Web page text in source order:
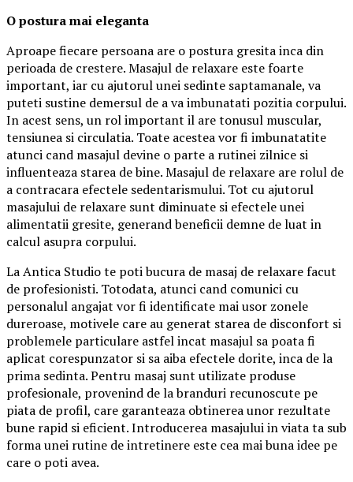
O postura mai eleganta
Aproape fiecare persoana are o postura gresita inca din
perioada de crestere. Masajul de relaxare este foarte
important, iar cu ajutorul unei sedinte saptamanale, va
puteti sustine demersul de a va imbunatati pozitia corpului.
In acest sens, un rol important il are tonusul muscular,
tensiunea si circulatia. Toate acestea vor fi imbunatatite
atunci cand masajul devine o parte a rutinei zilnice si
influenteaza starea de bine. Masajul de relaxare are rolul de
a contracara efectele sedentarismului. Tot cu ajutorul
masajului de relaxare sunt diminuate si efectele unei
alimentatii gresite, generand beneficii demne de luat in
calcul asupra corpului.
La Antica Studio te poti bucura de masaj de relaxare facut
de profesionisti. Totodata, atunci cand comunici cu
personalul angajat vor fi identificate mai usor zonele
dureroase, motivele care au generat starea de disconfort si
problemele particulare astfel incat masajul sa poata fi
aplicat corespunzator si sa aiba efectele dorite, inca de la
prima sedinta. Pentru masaj sunt utilizate produse
profesionale, provenind de la branduri recunoscute pe
piata de profil, care garanteaza obtinerea unor rezultate
bune rapid si eficient. Introducerea masajului in viata ta sub
forma unei rutine de intretinere este cea mai buna idee pe
care o poti avea.